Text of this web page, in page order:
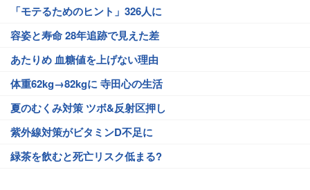
「モテるためのヒント」326人に
容姿と寿命 28年追跡で見えた差
あたりめ 血糖値を上げない理由
体重62kg→82kgに 寺田心の生活
夏のむくみ対策 ツボ&反射区押し
紫外線対策がビタミンD不足に
緑茶を飲むと死亡リスク低まる?